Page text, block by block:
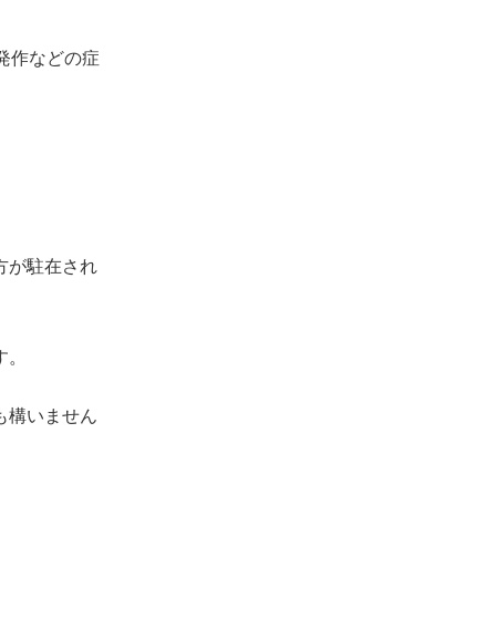
作などの症
が駐在され
構いません